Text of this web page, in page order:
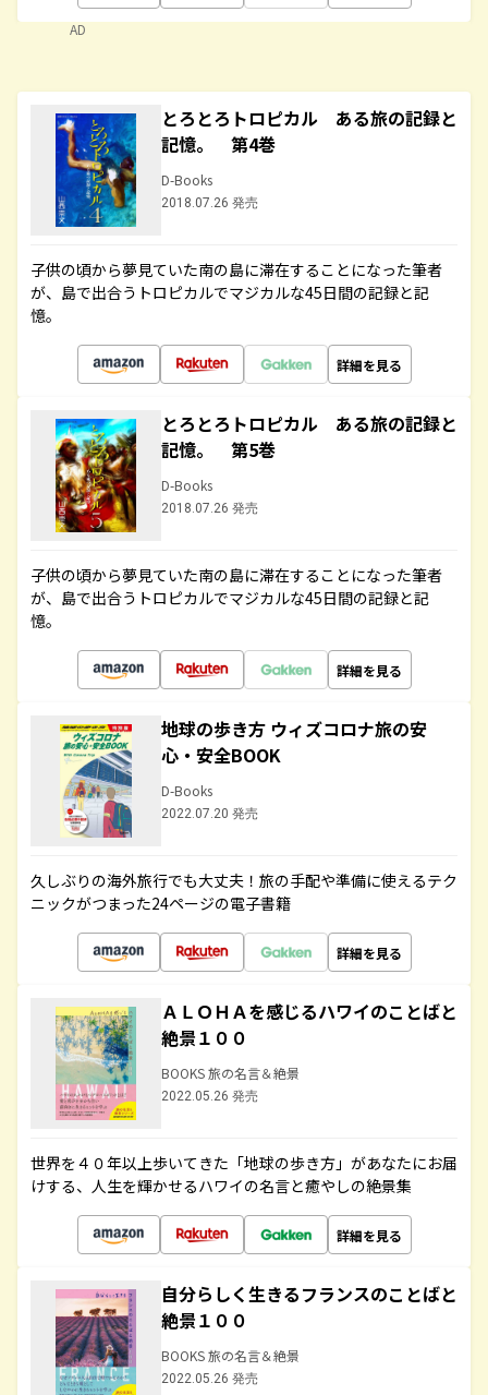
AD
とろとろトロピカル ある旅の記録と
記憶。 第4巻
D-Books
2018.07.26 発売
子供の頃から夢見ていた南の島に滞在することになった筆者
が、島で出合うトロピカルでマジカルな45日間の記録と記
憶。
詳細を見る
とろとろトロピカル ある旅の記録と
記憶。 第5巻
D-Books
2018.07.26 発売
子供の頃から夢見ていた南の島に滞在することになった筆者
が、島で出合うトロピカルでマジカルな45日間の記録と記
憶。
詳細を見る
地球の歩き方 ウィズコロナ旅の安
心・安全BOOK
D-Books
2022.07.20 発売
久しぶりの海外旅行でも大丈夫！旅の手配や準備に使えるテク
ニックがつまった24ページの電子書籍
詳細を見る
ＡＬＯＨＡを感じるハワイのことばと
絶景１００
BOOKS 旅の名言＆絶景
2022.05.26 発売
世界を４０年以上歩いてきた「地球の歩き方」があなたにお届
けする、人生を輝かせるハワイの名言と癒やしの絶景集
詳細を見る
自分らしく生きるフランスのことばと
絶景１００
BOOKS 旅の名言＆絶景
2022.05.26 発売